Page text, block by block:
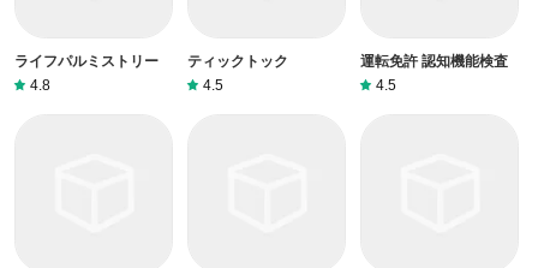
ライフパルミストリー
4.8
ティックトック
4.5
運転免許 認知機能検査
4.5